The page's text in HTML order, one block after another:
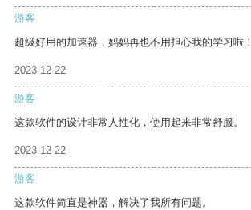
游客
超级好用的加速器，妈妈再也不用担心我的学习啦！
2023-12-22
游客
这款软件的设计非常人性化，使用起来非常舒服。
2023-12-22
游客
这款软件简直是神器，解决了我所有问题。